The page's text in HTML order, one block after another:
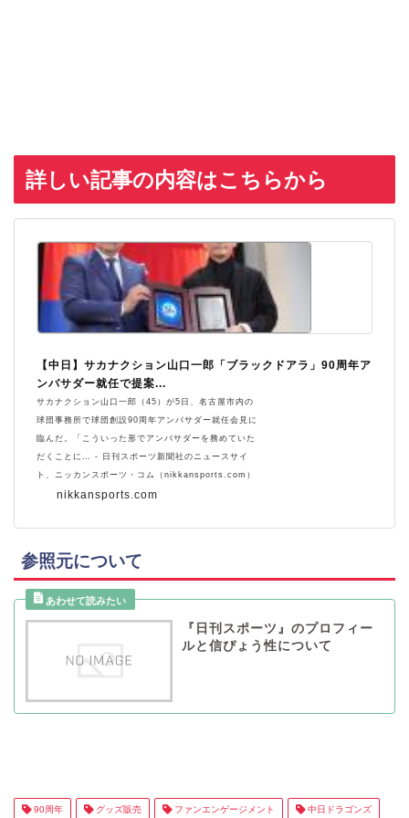
詳しい記事の内容はこちらから
nikkansports.com
【中日】サカナクション山口一郎「ブラックドアラ」90周年ア
ンバサダー就任で提案...
サカナクション山口一郎（45）が5日、名古屋市内の
球団事務所で球団創設90周年アンバサダー就任会見に
臨んだ。「こういった形でアンバサダーを務めていた
だくことに… - 日刊スポーツ新聞社のニュースサイ
ト、ニッカンスポーツ・コム（nikkansports.com）
参照元について
『日刊スポーツ』のプロフィー
ルと信ぴょう性について
90周年 グッズ販売 ファンエンゲージメント 中日ドラゴンズ